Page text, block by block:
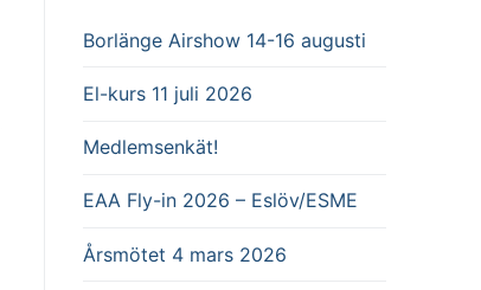
Borlänge Airshow 14-16 augusti
El-kurs 11 juli 2026
Medlemsenkät!
EAA Fly-in 2026 – Eslöv/ESME
Årsmötet 4 mars 2026